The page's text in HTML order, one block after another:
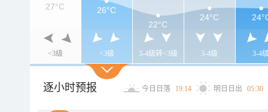
<3级 <3级 3-4级转<3级 3-4级 3-4
27°C
26°C
22°C
24°C
逐小时预报 今日日落 19:14 明日日出 05:30